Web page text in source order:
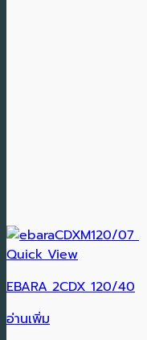
Quick View
EBARA 2CDX 120/40
อ่านเพิ่ม